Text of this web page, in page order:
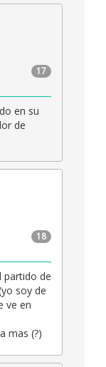
17
en su
de
18
partido de
soy de
ve en
mas (?)